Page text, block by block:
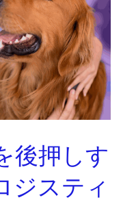
後押しす
ジスティ